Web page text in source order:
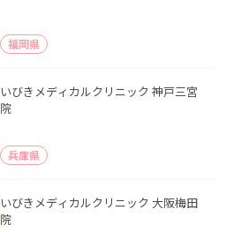
福岡県
いびきメディカルクリニック 神戸三宮
院
兵庫県
いびきメディカルクリニック 大阪梅田
院